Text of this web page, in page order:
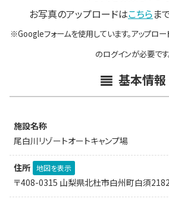
お写真のアップロードはこちらま
※Googleフォームを使用しています。アップロ
のログインが必要です
基本情報
施設名称
尾白川リゾートオートキャンプ場
住所 地図を表示
〒408-0315 山梨県北杜市白州町白須